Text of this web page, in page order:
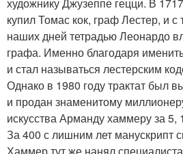
художнику Джузеппе гецци. В
купил Томас кок, граф Лестер, и
наших дней тетрадью Леонардо
графа. Именно благодаря
и стал называться лестерским
Однако в 1980 году трактат был
и продан знаменитому
искусства Арманду хаммеру за
За 400 с лишним лет манускрипт